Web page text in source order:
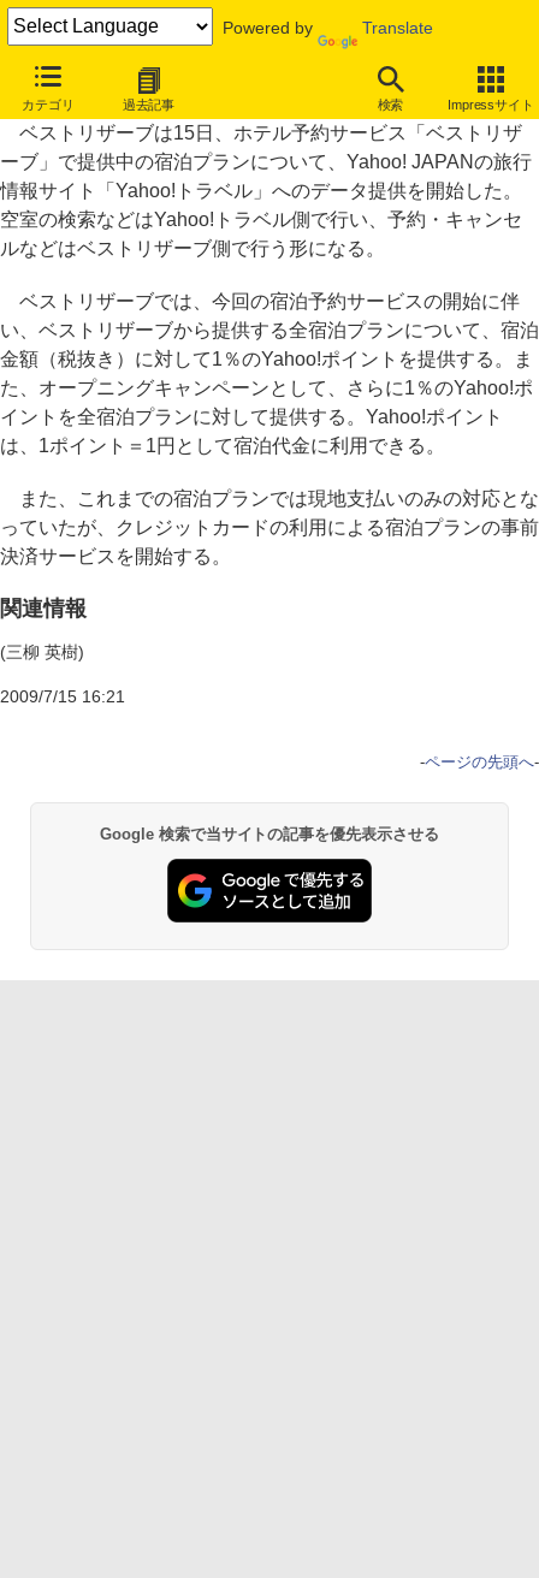
Powered by Translate
カテゴリ 過去記事 検索 Impressサイト
ベストリザーブ、ホテル予約プランを「Yahoo!トラベル」に提供
ベストリザーブは15日、ホテル予約サービス「ベストリザ
ーブ」で提供中の宿泊プランについて、Yahoo! JAPANの旅行
情報サイト「Yahoo!トラベル」へのデータ提供を開始した。
空室の検索などはYahoo!トラベル側で行い、予約・キャンセ
ルなどはベストリザーブ側で行う形になる。
ベストリザーブでは、今回の宿泊予約サービスの開始に伴
い、ベストリザーブから提供する全宿泊プランについて、宿泊
金額（税抜き）に対して1％のYahoo!ポイントを提供する。ま
た、オープニングキャンペーンとして、さらに1％のYahoo!ポ
イントを全宿泊プランに対して提供する。Yahoo!ポイント
は、1ポイント＝1円として宿泊代金に利用できる。
また、これまでの宿泊プランでは現地支払いのみの対応とな
っていたが、クレジットカードの利用による宿泊プランの事前
決済サービスを開始する。
関連情報
(三柳 英樹)
2009/7/15 16:21
-ページの先頭へ-
Google 検索で当サイトの記事を優先表示させる